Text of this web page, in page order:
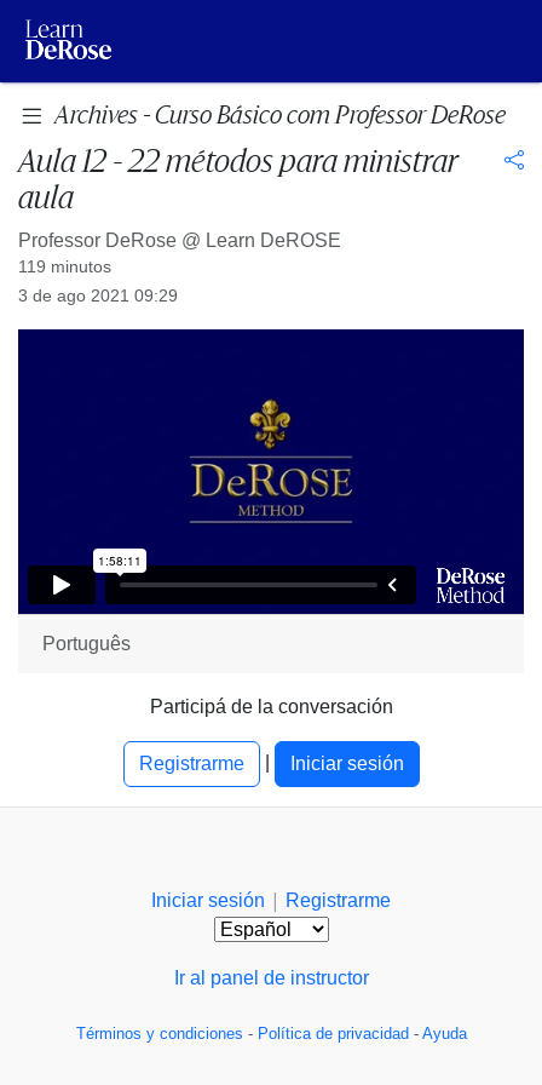
Archives - Curso Básico com Professor DeRose
Aula 12 - 22 métodos para ministrar
aula
Professor DeRose @ Learn DeROSE
119 minutos
3 de ago 2021 09:29
Português
Participá de la conversación
Registrarme Iniciar sesión
Iniciar sesión | Registrarme
Ir al panel de instructor
Términos y condiciones - Política de privacidad - Ayuda